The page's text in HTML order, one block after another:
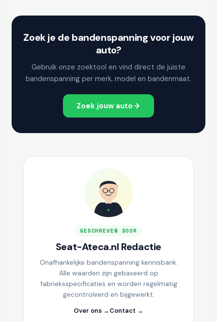
Zoek je de bandenspanning voor jouw
auto?
Gebruik onze zoektool en vind direct de juiste
bandenspanning per merk, model en bandenmaat.
Zoek jouw auto
GESCHREVEN DOOR
Seat-Ateca.nl Redactie
Onafhankelijke bandenspanning kennisbank.
Alle waarden zijn gebaseerd op
fabrieksspecificaties en worden regelmatig
gecontroleerd en bijgewerkt.
Over ons →Contact →